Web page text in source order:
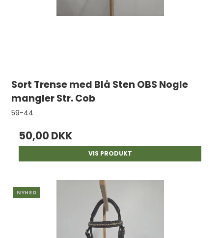
Sort Trense med Blå Sten OBS Nogle
mangler Str. Cob
59-44
50,00 DKK
VIS PRODUKT
NYHED